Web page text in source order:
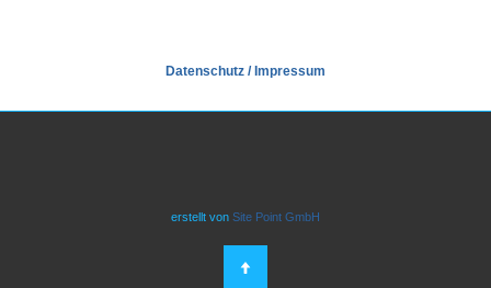
Datenschutz / Impressum
erstellt von Site Point GmbH